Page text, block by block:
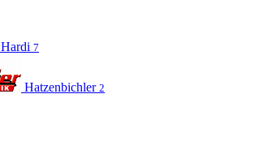
Hardi 7
Hatzenbichler 2